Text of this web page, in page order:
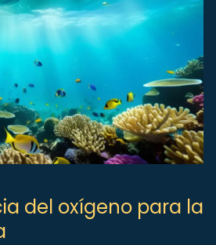
del oxígeno para la